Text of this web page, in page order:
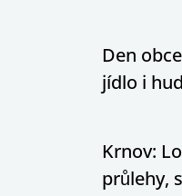
Den
jídlo i
Krnov:
průlehy,